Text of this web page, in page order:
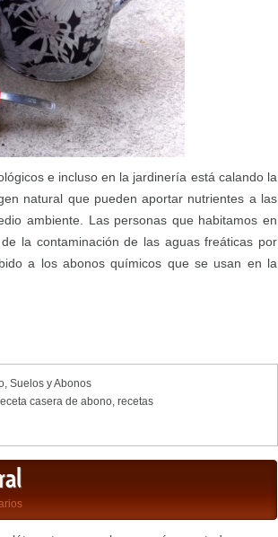
e incluso en la jardinería está calando la
natural que pueden aportar nutrientes a las
ambiente. Las personas que habitamos en
la contaminación de las aguas freáticas por
a los abonos químicos que se usan en la
, Suelos y Abonos
casera de abono, recetas